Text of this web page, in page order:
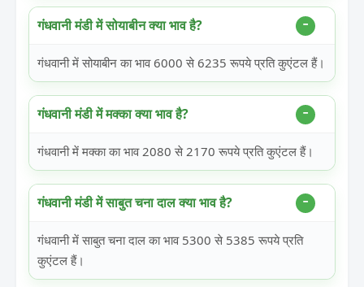
गंधवानी मंडी में सोयाबीन क्या भाव है?
गंधवानी में सोयाबीन का भाव 6000 से 6235 रूपये प्रति कुएंटल हैं।
गंधवानी मंडी में मक्का क्या भाव है?
गंधवानी में मक्का का भाव 2080 से 2170 रूपये प्रति कुएंटल हैं।
गंधवानी मंडी में साबुत चना दाल क्या भाव है?
गंधवानी में साबुत चना दाल का भाव 5300 से 5385 रूपये प्रति
कुएंटल हैं।